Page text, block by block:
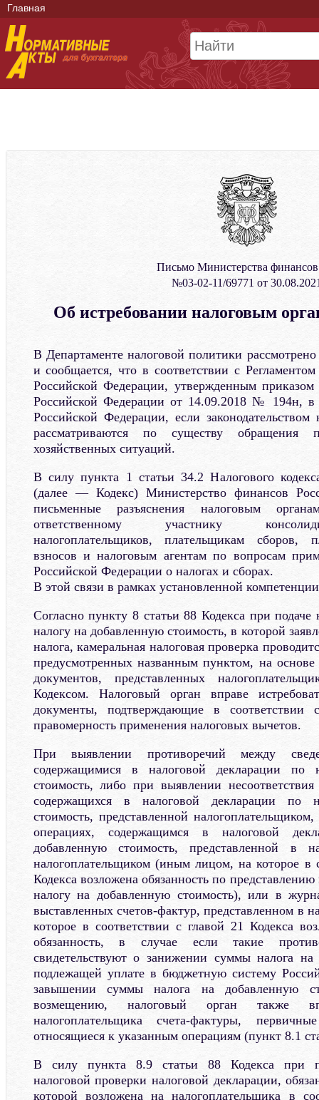
Главная
Письмо Министерства
№03-02-11/69771 от
Об истребовании налоговым
В Департаменте налоговой политики
и сообщается, что в соответствии с
Российской Федерации, утвержденным
Российской Федерации от 14.09.2018 № 194н, в
Российской Федерации, если
рассматриваются по существу обращения
хозяйственных ситуаций.
В силу пункта 1 статьи 34.2 Налогового
(далее — Кодекс) Министерство финансов
письменные разъяснения налоговым
ответственному участнику
налогоплательщиков, плательщикам сборов,
взносов и налоговым агентам по вопросам
Российской Федерации о налогах и сборах.
В этой связи в рамках установленной
Согласно пункту 8 статьи 88 Кодекса при подаче
налогу на добавленную стоимость, в которой
налога, камеральная налоговая проверка
предусмотренных названным пунктом, на
документов, представленных
Кодексом. Налоговый орган вправе
документы, подтверждающие в соответствии
правомерность применения налоговых вычетов.
При выявлении противоречий между
содержащимися в налоговой декларации по
стоимость, либо при выявлении
содержащихся в налоговой декларации по
стоимость, представленной
операциях, содержащимся в налоговой
добавленную стоимость, представленной в
налогоплательщиком (иным лицом, на которое в
Кодекса возложена обязанность по
налогу на добавленную стоимость), или в
выставленных счетов-фактур, представленном в
которое в соответствии с главой 21 Кодекса
обязанность, в случае если такие
свидетельствуют о занижении суммы налога на
подлежащей уплате в бюджетную систему
завышении суммы налога на добавленную
возмещению, налоговый орган также
налогоплательщика счета-фактуры,
относящиеся к указанным операциям (пункт 8.1
В силу пункта 8.9 статьи 88 Кодекса при
налоговой проверки налоговой декларации,
которой возложена на налогоплательщика в